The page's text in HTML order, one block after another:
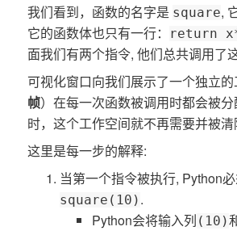
我们看到，函数的名字是 square,
它的函数体也只有一行：
return
面我们有两个指令, 他们总共调用了
可视化窗口向我们展示了一个独立
帧）在每一次函数被调用时都会被
时，这个工作空间就不再需要并被清
这里是每一步的解释:
当第一个指令被执行, Python
square(10) .
Python会将输入列 (10)